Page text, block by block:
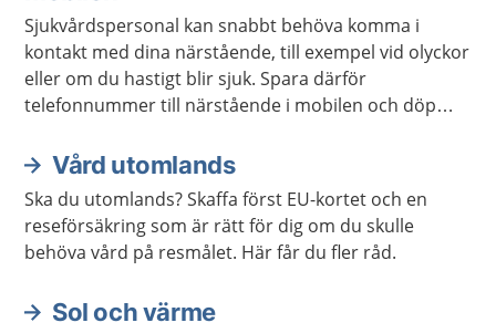
Sjukvårdspersonal kan snabbt behöva komma i
kontakt med dina närstående, till exempel vid olyckor
eller om du hastigt blir sjuk. Spara därför
telefonnummer till närstående i mobilen och döp
Vård utomlands
Ska du utomlands? Skaffa först EU-kortet och en
reseförsäkring som är rätt för dig om du skulle
behöva vård på resmålet. Här får du fler råd.
Sol och värme